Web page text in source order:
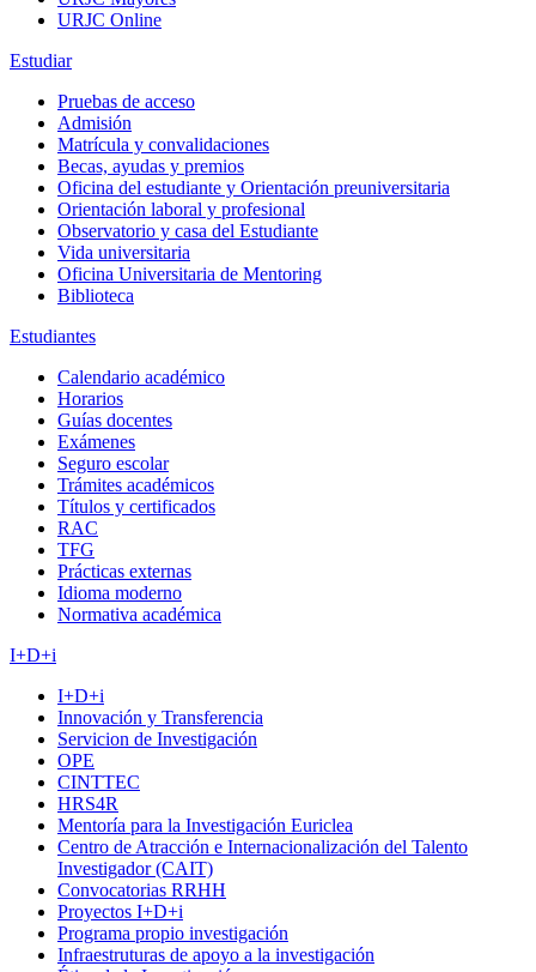
URJC Online
Estudiar
Pruebas de acceso
Admisión
Matrícula y convalidaciones
Becas, ayudas y premios
Oficina del estudiante y Orientación preuniversitaria
Orientación laboral y profesional
Observatorio y casa del Estudiante
Vida universitaria
Oficina Universitaria de Mentoring
Biblioteca
Estudiantes
Calendario académico
Horarios
Guías docentes
Exámenes
Seguro escolar
Trámites académicos
Títulos y certificados
RAC
TFG
Prácticas externas
Idioma moderno
Normativa académica
I+D+i
I+D+i
Innovación y Transferencia
Servicion de Investigación
OPE
CINTTEC
HRS4R
Mentoría para la Investigación Euriclea
Centro de Atracción e Internacionalización del Talento
Investigador (CAIT)
Convocatorias RRHH
Proyectos I+D+i
Programa propio investigación
Infraestruturas de apoyo a la investigación